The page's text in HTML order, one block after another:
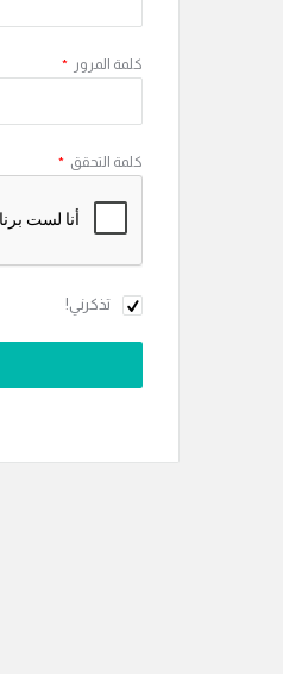
كلمة المرور *
كلمة التحقق *
تذكرني!